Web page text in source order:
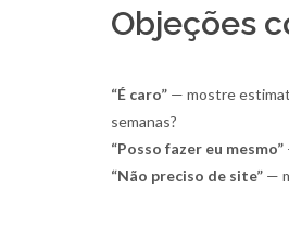
Objeções
“É caro” — mostre
semanas?
“Posso fazer eu mesmo”
“Não preciso de site” —